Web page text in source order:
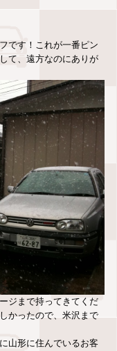
です！これが一番ピン
て、遠方なのにありが
ジまで持ってきてくだ
かったので、米沢まで
山形に住んでいるお客